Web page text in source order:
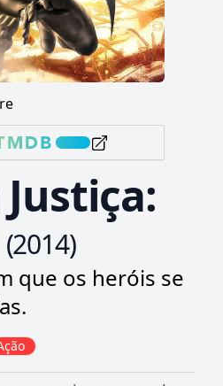
(2014)
que os heróis se